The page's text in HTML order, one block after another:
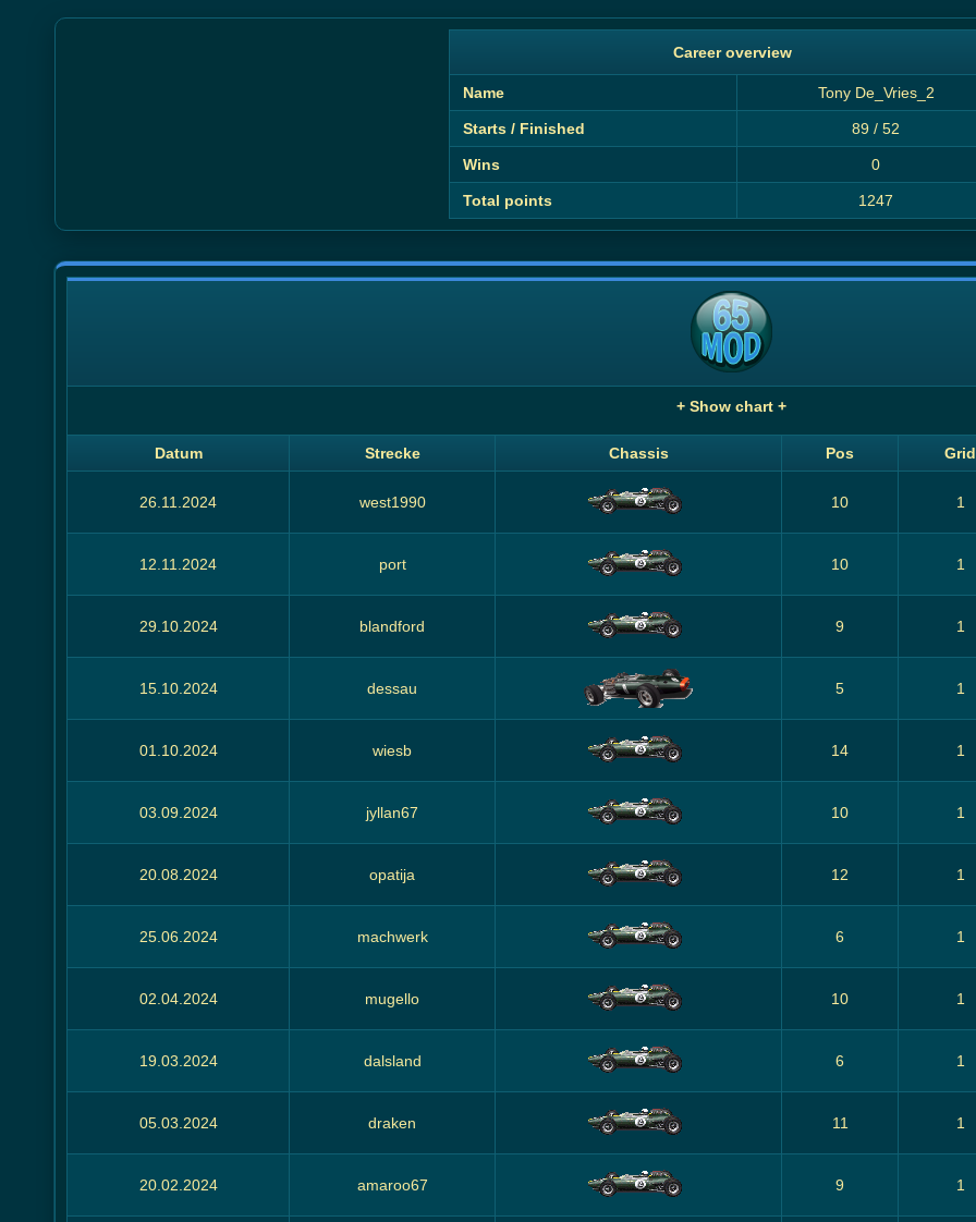
Career overview
Name Tony De_Vries_2
Starts / Finished 89 / 52
Wins 0
Total points 1247
+ Show chart +
Datum Strecke Chassis Pos Grid
26.11.2024 west1990 10 1
12.11.2024 port 10 1
29.10.2024 blandford 9 1
15.10.2024 dessau 5 1
01.10.2024 wiesb 14 1
03.09.2024 jyllan67 10 1
20.08.2024 opatija 12 1
25.06.2024 machwerk 6 1
02.04.2024 mugello 10 1
19.03.2024 dalsland 6 1
05.03.2024 draken 11 1
20.02.2024 amaroo67 9 1